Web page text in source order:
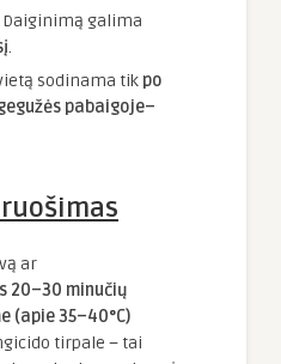
Daiginimą galima
.
sodinama tik po
pabaigoje–
ar
20–30 minučių
(apie 35–40°C)
tirpale – tai